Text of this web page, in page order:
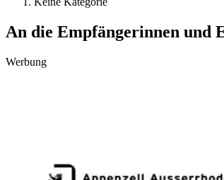
An die Empfängerinnen und
Werbung